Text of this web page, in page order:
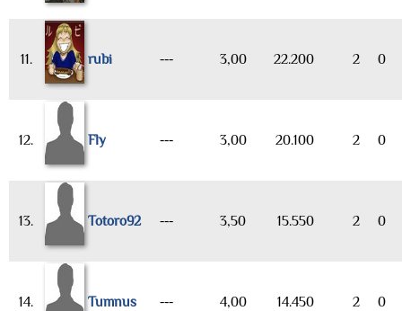
11. rubi --- 3,00 22.200 2 0
12. Fly --- 3,00 20.100 2 0
13. Totoro92 --- 3,50 15.550 2 0
14. Tumnus --- 4,00 14.450 2 0